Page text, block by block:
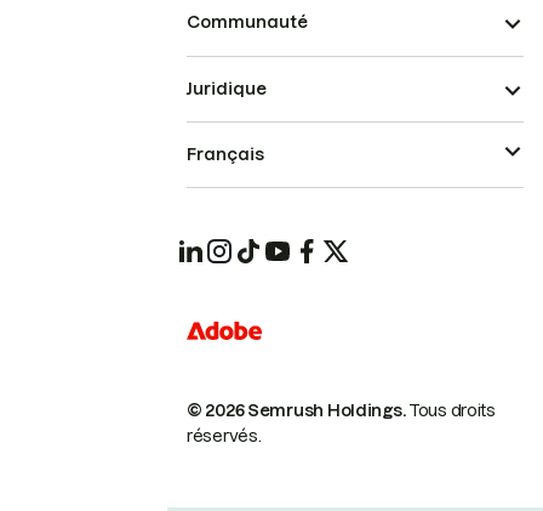
Communauté
© 2026 Semrush Holdings.Tous droits
réservés.
Juridique
Français